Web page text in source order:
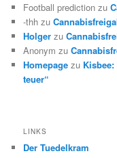
Football prediction zu
-thh zu
Holger zu
Anonym zu
Homepage zu
teuer“
LINKS
Der Tuedelkram